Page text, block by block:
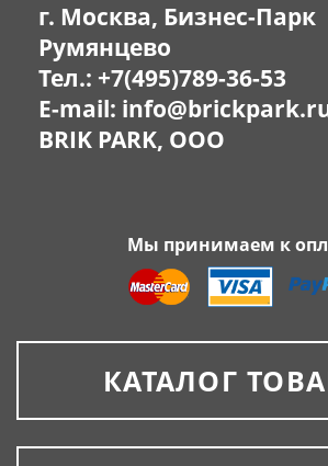
г. Москва, Бизнес-Парк
Румянцево
Тел.: +7(495)789-36-53
E-mail:
BRIK PARK, OOO
Мы принимаем к
КАТАЛОГ